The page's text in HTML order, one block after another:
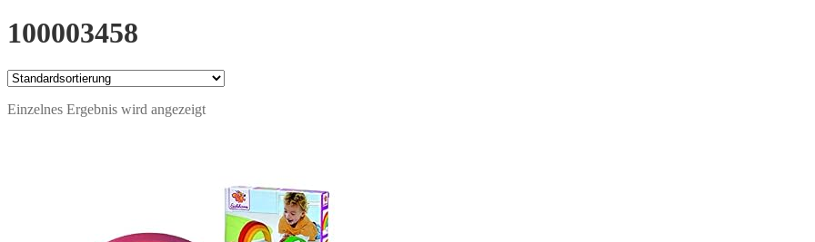
100003458
Einzelnes Ergebnis wird angezeigt